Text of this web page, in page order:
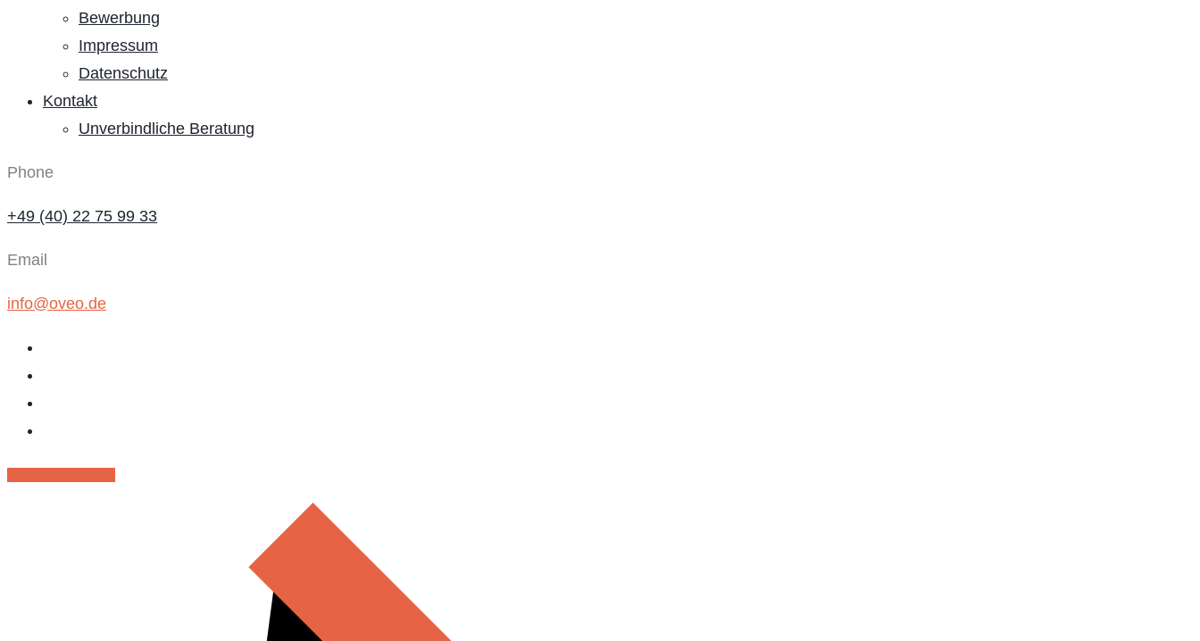
Bewerbung
Impressum
Datenschutz
Kontakt
Unverbindliche Beratung
Phone
+49 (40) 22 75 99 33
Email
info@oveo.de